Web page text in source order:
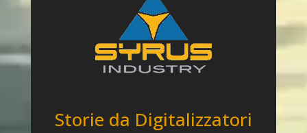
Storie da Digitalizzatori